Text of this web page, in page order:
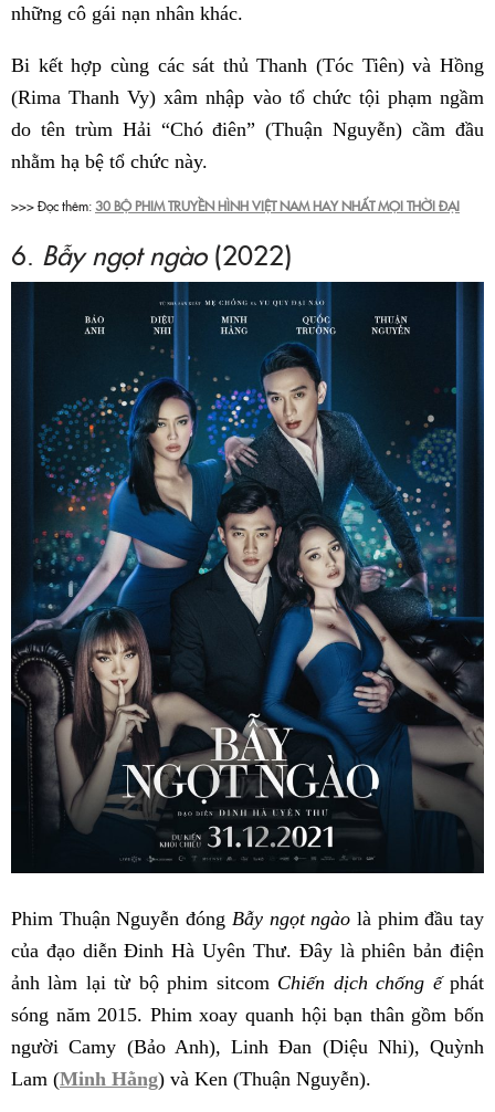
những cô gái nạn nhân khác.
Bi kết hợp cùng các sát thủ Thanh (Tóc Tiên) và Hồng
(Rima Thanh Vy) xâm nhập vào tổ chức tội phạm ngầm
do tên trùm Hải “Chó điên” (Thuận Nguyễn) cầm đầu
nhằm hạ bệ tổ chức này.
>>> Đọc thêm:30 BỘ PHIM TRUYỀN HÌNH VIỆT NAM HAY NHẤT MỌI THỜI ĐẠI
6. Bẫy ngọt ngào(2022)
Phim Thuận Nguyễn đóng Bẫy ngọt ngào là phim đầu tay
của đạo diễn Đinh Hà Uyên Thư. Đây là phiên bản điện
ảnh làm lại từ bộ phim sitcom Chiến dịch chống ếphát
sóng năm 2015. Phim xoay quanh hội bạn thân gồm bốn
người Camy (Bảo Anh), Linh Đan (Diệu Nhi), Quỳnh
Lam (Minh Hằng) và Ken (Thuận Nguyễn).